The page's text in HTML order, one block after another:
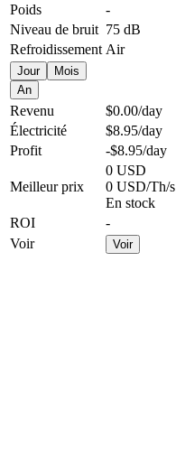
Poids
-
Niveau de bruit 75 dB
Refroidissement Air
Jour
Mois
An
Revenu $0.00/day
Électricité
$8.95/day
Profit
-$8.95/day
Meilleur prix
0 USD
0 USD/Th/s
En stock
ROI -
Voir
Voir